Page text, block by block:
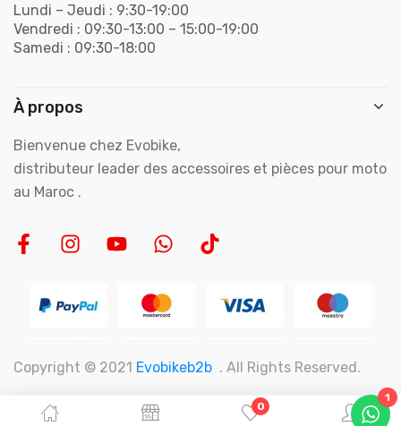
0
Lundi – Jeudi : 9:30-19:00
Vendredi : 09:30-13:00 – 15:00-19:00
Samedi : 09:30-18:00
À propos
Bienvenue chez Evobike,
distributeur leader des accessoires et pièces pour moto
au Maroc .
Copyright © 2021 Evobikeb2b . All Rights Reserved.
1